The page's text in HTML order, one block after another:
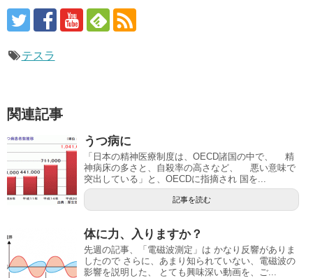
テスラ
関連記事
うつ病に
「日本の精神医療制度は、OECD諸国の中で、 精
神病床の多さと、自殺率の高さなど、 悪い意味で
突出している」と、OECDに指摘され 国を...
記事を読む
体に力、入りますか？
先週の記事、「電磁波測定」は かなり反響がありま
したので さらに、あまり知られていない、電磁波の
影響を説明した、 とても興味深い動画を、ご...